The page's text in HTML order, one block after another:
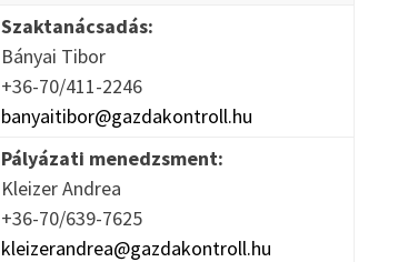
Szaktanácsadás:
Bányai Tibor
+36-70/411-2246
banyaitibor@gazdakontroll.hu
Pályázati menedzsment:
Kleizer Andrea
+36-70/639-7625
kleizerandrea@gazdakontroll.hu